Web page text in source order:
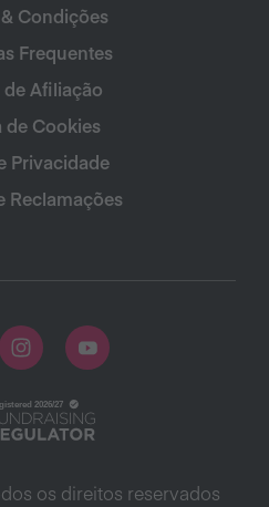
Condições
Frequentes
de Afiliação
de Cookies
Privacidade
Reclamações
os direitos reservados